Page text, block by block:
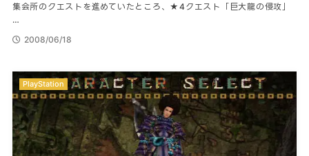
集会所のクエストを進めていたところ、★4クエスト「巨大龍の侵攻」
…
2008/06/18
PlayStation